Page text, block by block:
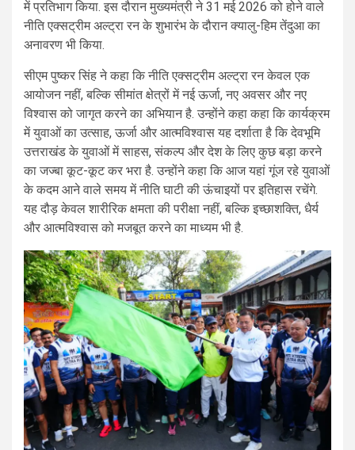
में प्रतिभाग किया. इस दौरान मुख्यमंत्री ने 31 मई 2026 को होने वाले
नीति एक्सट्रीम अल्ट्रा रन के शुभारंभ के दौरान क्यालु-हिम तेंदुआ का
अनावरण भी किया.
सीएम पुष्कर सिंह ने कहा कि नीति एक्सट्रीम अल्ट्रा रन केवल एक
आयोजन नहीं, बल्कि सीमांत क्षेत्रों में नई ऊर्जा, नए अवसर और नए
विश्वास को जागृत करने का अभियान है. उन्होंने कहा कहा कि कार्यक्रम
में युवाओं का उत्साह, ऊर्जा और आत्मविश्वास यह दर्शाता है कि देवभूमि
उत्तराखंड के युवाओं में साहस, संकल्प और देश के लिए कुछ बड़ा करने
का जज्बा कूट-कूट कर भरा है. उन्होंने कहा कि आज यहां गूंज रहे युवाओं
के कदम आने वाले समय में नीति घाटी की ऊंचाइयों पर इतिहास रचेंगे.
यह दौड़ केवल शारीरिक क्षमता की परीक्षा नहीं, बल्कि इच्छाशक्ति, धैर्य
और आत्मविश्वास को मजबूत करने का माध्यम भी है.